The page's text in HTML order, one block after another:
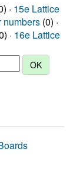
· 15e Lattice
numbers (0) ·
· 16e Lattice